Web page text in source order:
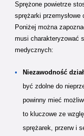
Sprężone powietrze
sprężarki przemysłowe
Poniżej można
musi charakteryzować
medycznych:
Niezawodność
być zdolne do
powinny mieć
to kluczowe ze
sprężarek, przerw i